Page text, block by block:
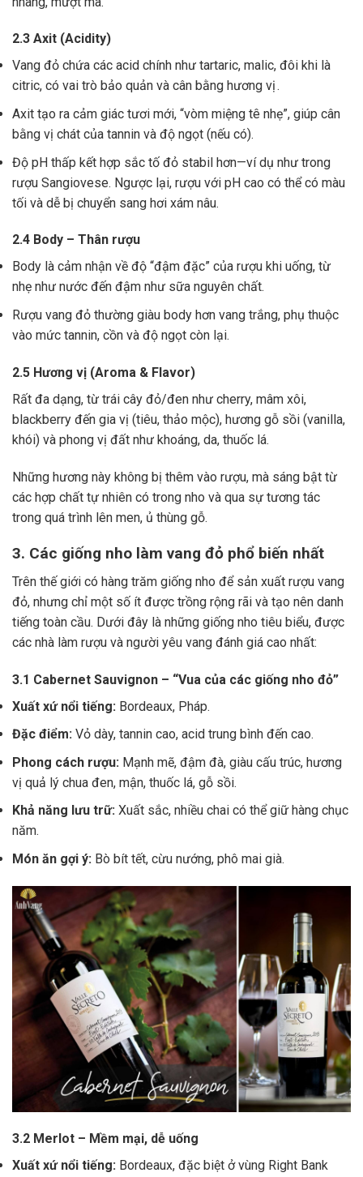
2.3 Axit (Acidity)
Vang đỏ chứa các acid chính như tartaric, malic, đôi khi là
citric, có vai trò bảo quản và cân bằng hương vị .
Axit tạo ra cảm giác tươi mới, “vòm miệng tê nhẹ”, giúp cân
bằng vị chát của tannin và độ ngọt (nếu có).
Độ pH thấp kết hợp sắc tố đỏ stabil hơn—ví dụ như trong
rượu Sangiovese. Ngược lại, rượu với pH cao có thể có màu
tối và dễ bị chuyển sang hơi xám nâu.
2.4 Body – Thân rượu
Body là cảm nhận về độ “đậm đặc” của rượu khi uống, từ
nhẹ như nước đến đậm như sữa nguyên chất.
Rượu vang đỏ thường giàu body hơn vang trắng, phụ thuộc
vào mức tannin, cồn và độ ngọt còn lại.
2.5 Hương vị (Aroma & Flavor)
Rất đa dạng, từ trái cây đỏ/đen như cherry, mâm xôi,
blackberry đến gia vị (tiêu, thảo mộc), hương gỗ sồi (vanilla,
khói) và phong vị đất như khoáng, da, thuốc lá.
Những hương này không bị thêm vào rượu, mà sáng bật từ
các hợp chất tự nhiên có trong nho và qua sự tương tác
trong quá trình lên men, ủ thùng gỗ.
3. Các giống nho làm vang đỏ phổ biến nhất
Trên thế giới có hàng trăm giống nho để sản xuất rượu vang
đỏ, nhưng chỉ một số ít được trồng rộng rãi và tạo nên danh
tiếng toàn cầu. Dưới đây là những giống nho tiêu biểu, được
các nhà làm rượu và người yêu vang đánh giá cao nhất:
3.1 Cabernet Sauvignon – “Vua của các giống nho đỏ”
Xuất xứ nổi tiếng: Bordeaux, Pháp.
Đặc điểm: Vỏ dày, tannin cao, acid trung bình đến cao.
Phong cách rượu: Mạnh mẽ, đậm đà, giàu cấu trúc, hương
vị quả lý chua đen, mận, thuốc lá, gỗ sồi.
Khả năng lưu trữ: Xuất sắc, nhiều chai có thể giữ hàng chục
năm.
Món ăn gợi ý: Bò bít tết, cừu nướng, phô mai già.
3.2 Merlot – Mềm mại, dễ uống
Xuất xứ nổi tiếng: Bordeaux, đặc biệt ở vùng Right Bank